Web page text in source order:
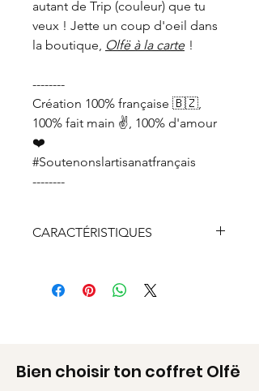
autant de Trip (couleur) que tu
veux ! Jette un coup d'oeil dans
la boutique, Olfë à la carte !
--------
Création 100% française 🇧🇿,
100% fait main ✌️, 100% d'amour
❤️
#Soutenonslartisanatfrançais
--------
CARACTÉRISTIQUES
Chaine en argent véritable 925
Garantie sans plomb, sans
Bien choisir ton coffret Olfë